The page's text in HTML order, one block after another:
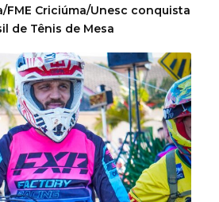
Criciúma/Unesc conquista
de Tênis de Mesa